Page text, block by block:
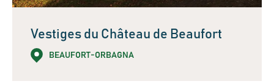
Vestiges du Château de Beaufort
BEAUFORT-ORBAGNA